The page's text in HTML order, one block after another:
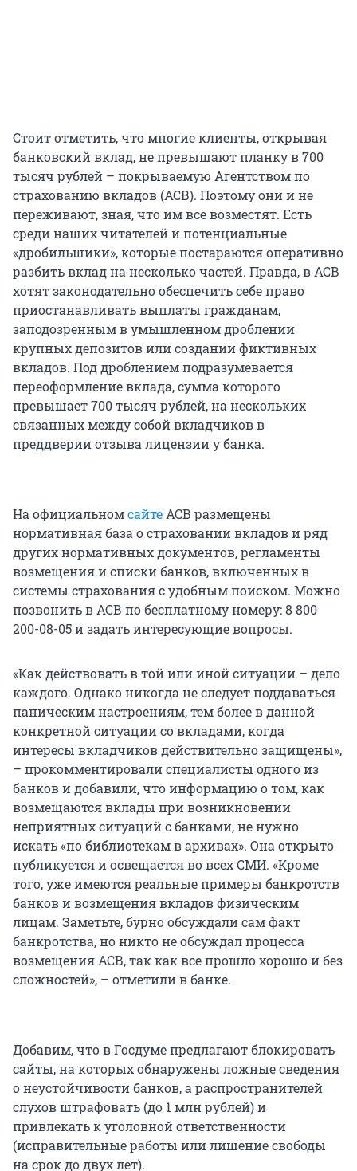
Стоит отметить, что многие клиенты, открывая
банковский вклад, не превышают планку в 700
тысяч рублей – покрываемую Агентством по
страхованию вкладов (АСВ). Поэтому они и не
переживают, зная, что им все возместят. Есть
среди наших читателей и потенциальные
«дробильшики», которые постараются оперативно
разбить вклад на несколько частей. Правда, в АСВ
хотят законодательно обеспечить себе право
приостанавливать выплаты гражданам,
заподозренным в умышленном дроблении
крупных депозитов или создании фиктивных
вкладов. Под дроблением подразумевается
переоформление вклада, сумма которого
превышает 700 тысяч рублей, на нескольких
связанных между собой вкладчиков в
преддверии отзыва лицензии у банка.
На официальномсайте АСВ размещены
нормативная база о страховании вкладов и ряд
других нормативных документов, регламенты
возмещения и списки банков, включенных в
системы страхования с удобным поиском. Можно
позвонить в АСВ по бесплатному номеру: 8 800
200-08-05 и задать интересующие вопросы.
«Как действовать в той или иной ситуации – дело
каждого. Однако никогда не следует поддаваться
паническим настроениям, тем более в данной
конкретной ситуации со вкладами, когда
интересы вкладчиков действительно защищены»,
– прокомментировали специалисты одного из
банков и добавили, что информацию о том, как
возмещаются вклады при возникновении
неприятных ситуаций с банками, не нужно
искать «по библиотекам в архивах». Она открыто
публикуется и освещается во всех СМИ. «Кроме
того, уже имеются реальные примеры банкротств
банков и возмещения вкладов физическим
лицам. Заметьте, бурно обсуждали сам факт
банкротства, но никто не обсуждал процесса
возмещения АСВ, так как все прошло хорошо и без
сложностей», – отметили в банке.
Добавим, что в Госдуме предлагают блокировать
сайты, на которых обнаружены ложные сведения
о неустойчивости банков, а распространителей
слухов штрафовать (до 1 млн рублей) и
привлекать к уголовной ответственности
(исправительные работы или лишение свободы
на срок до двух лет).